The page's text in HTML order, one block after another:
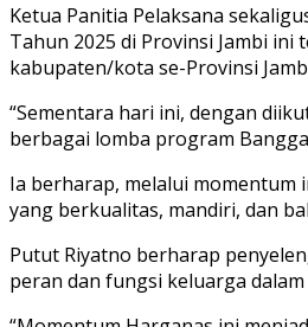
Ketua Panitia Pelaksana
Tahun 2025 di Provinsi Jambi
kabupaten/kota se-Provinsi
“Sementara hari ini, dengan
berbagai lomba program
Ia berharap, melalui momentum
yang berkualitas, mandiri, dan
Putut Riyatno berharap
peran dan fungsi keluarga